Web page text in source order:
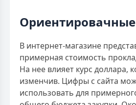
В интернет-магазине
примерная стоимость
На нее влияет курс доллара,
изменчив. Цифры с сайта
использовать для